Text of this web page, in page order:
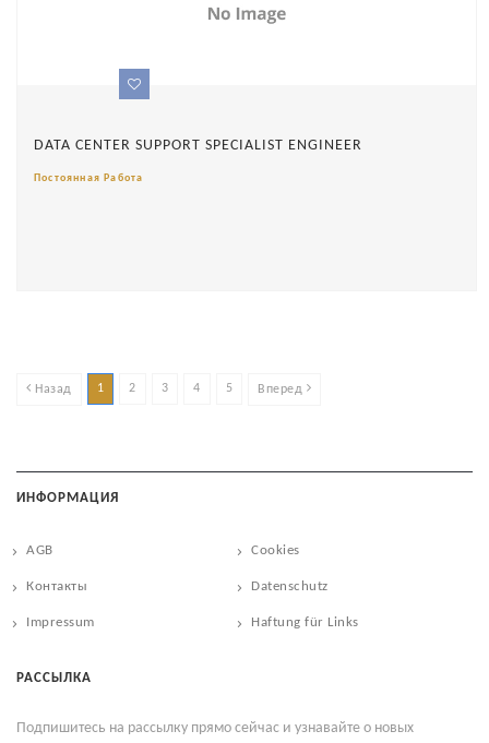
DATA CENTER SUPPORT SPECIALIST ENGINEER
Постоянная Работа
Назад 1 2 3 4 5 Вперед
ИНФОРМАЦИЯ
AGB Cookies
Контакты Datenschutz
Impressum Haftung für Links
РАССЫЛКА
Подпишитесь на рассылку прямо сейчас и узнавайте о новых